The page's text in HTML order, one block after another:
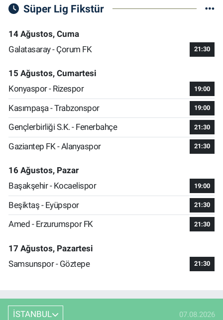
Süper Lig Fikstür
14 Ağustos, Cuma
Galatasaray - Çorum FK
21:30
15 Ağustos, Cumartesi
Konyaspor - Rizespor
19:00
Kasımpaşa - Trabzonspor 19:00
Gençlerbirliği S.K. - Fenerbahçe 21:30
Gaziantep FK - Alanyaspor 21:30
16 Ağustos, Pazar
Başakşehir - Kocaelispor
19:00
Beşiktaş - Eyüpspor 21:30
Amed - Erzurumspor FK 21:30
17 Ağustos, Pazartesi
Samsunspor - Göztepe
21:30
İSTANBUL 07.08.2026